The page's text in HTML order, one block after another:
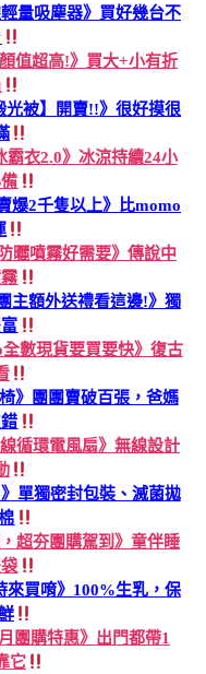
量吸塵器》買好幾台不
值超高!》買大+小有折
光被】開賣!!》很好摸很
霸衣2.0》冰涼持續24小
爆2千隻以上》比momo
曬噴霧好需要》傳說中
主額外送禮看這邊!》獨
全數現貨要買要快》復古
》團團賣破百張，爸媽
循環電風扇》無線設計
單獨密封包裝、滅菌拋
超夯團購駕到》童伴睡
來買唷》100%生乳，保
團購特惠》出門都帶1
它